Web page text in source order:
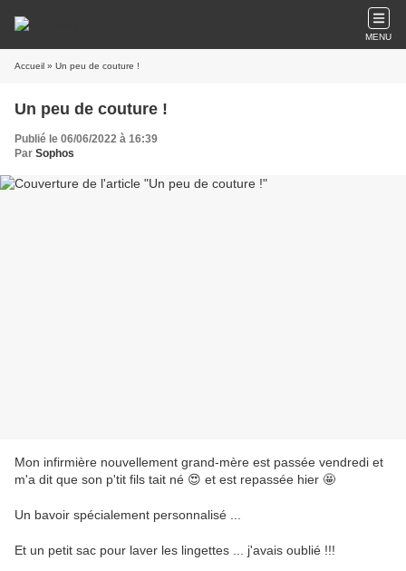
MENU
Accueil » Un peu de couture !
Un peu de couture !
Publié le 06/06/2022 à 16:39
Par Sophos
Mon infirmière nouvellement grand-mère est passée vendredi et
m'a dit que son p'tit fils tait né 😍 et est repassée hier 🤩
Un bavoir spécialement personnalisé ...
Et un petit sac pour laver les lingettes ... j'avais oublié !!!